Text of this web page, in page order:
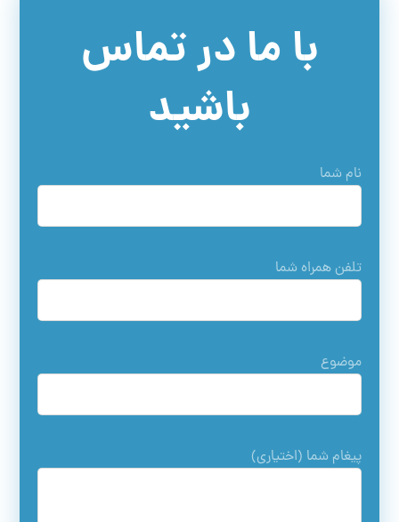
با ما در تماس
باشید
نام شما
تلفن همراه شما
موضوع
پیغام شما (اختیاری)